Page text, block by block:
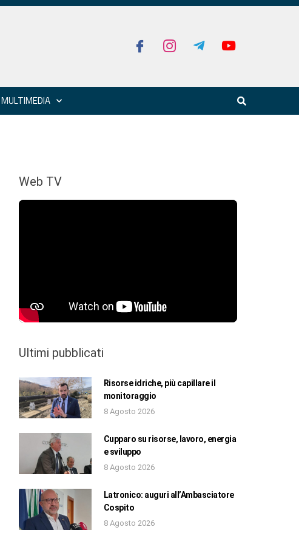
MULTIMEDIA
Web TV
Ultimi pubblicati
Risorse idriche, più capillare il
monitoraggio
8 Agosto 2026
Cupparo su risorse, lavoro, energia
e sviluppo
8 Agosto 2026
Latronico: auguri all’Ambasciatore
Cospito
8 Agosto 2026